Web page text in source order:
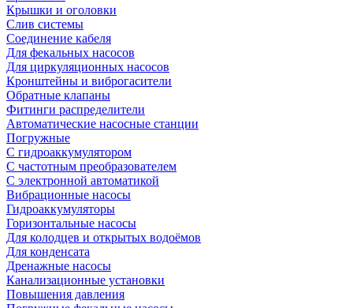
Крышки и оголовки
Слив системы
Соединение кабеля
Для фекальных насосов
Для циркуляционных насосов
Кронштейны и виброгасители
Обратные клапаны
Фитинги распределители
Автоматические насосные станции
Погружные
С гидроаккумулятором
С частотным преобразователем
С электронной автоматикой
Вибрационные насосы
Гидроаккумуляторы
Горизонтальные насосы
Для колодцев и открытых водоёмов
Для конденсата
Дренажные насосы
Канализационные установки
Повышения давления